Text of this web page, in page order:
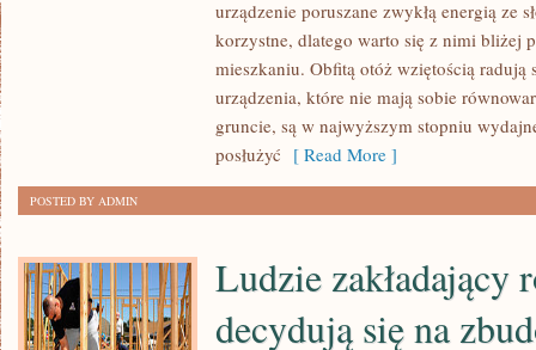
CIEPŁA
SWOIM
DOMU,
JEŻELI
POPRAWNE
urządzenie poruszane zwykłą energią ze
korzystne, dlatego warto się z nimi bliżej
mieszkaniu. Obfitą otóż wziętością radują
urządzenia, które nie mają sobie
gruncie, są w najwyższym stopniu
posłużyć [ Read More ]
POSTED BY ADMIN
Ludzie zakładający
decydują się na